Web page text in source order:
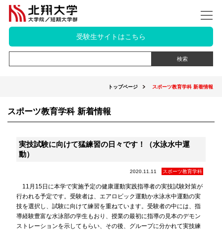
受験生サイトはこちら
トップページ スポーツ教育学科 新着情報
スポーツ教育学科 新着情報
実技試験に向けて猛練習の日々です！（水泳水中運
動）
2020.11.11 スポーツ教育学科
11月15日に本学で実施予定の健康運動実践指導者の実技試験対策が
行われる予定です。受験者は、エアロビック運動か水泳水中運動の実
技を選択し、試験に向けて練習を重ねています。受験者の中には、指
導経験豊富な水泳部の学生もおり、授業の最初に指導の見本のデモン
ストレーションを示してもらい、その後、グループに分かれて実技練